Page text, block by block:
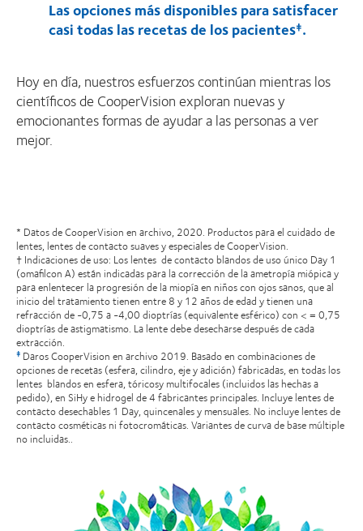
Las opciones más disponibles para satisfacer
casi todas las recetas de los pacientes‡.
Hoy en día, nuestros esfuerzos continúan mientras los
científicos de CooperVision exploran nuevas y
emocionantes formas de ayudar a las personas a ver
mejor.
* Datos de CooperVision en archivo, 2020. Productos para el cuidado de
lentes, lentes de contacto suaves y especiales de CooperVision.
† Indicaciones de uso: Los lentes de contacto blandos de uso único Day 1
(omafilcon A) están indicadas para la corrección de la ametropía miópica y
para enlentecer la progresión de la miopía en niños con ojos sanos, que al
inicio del tratamiento tienen entre 8 y 12 años de edad y tienen una
refracción de -0,75 a -4,00 dioptrías (equivalente esférico) con < = 0,75
dioptrías de astigmatismo. La lente debe desecharse después de cada
extracción.
‡ Daros CooperVision en archivo 2019. Basado en combinaciones de
opciones de recetas (esfera, cilindro, eje y adición) fabricadas, en todas los
lentes blandos en esfera, tóricosy multifocales (incluidos las hechas a
pedido), en SiHy e hidrogel de 4 fabricantes principales. Incluye lentes de
contacto desechables 1 Day, quincenales y mensuales. No incluye lentes de
contacto cosméticas ni fotocromáticas. Variantes de curva de base múltiple
no incluidas..